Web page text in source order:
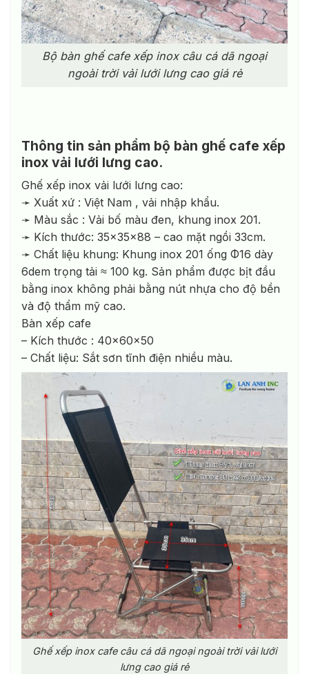
Bộ bàn ghế cafe xếp inox câu cá dã ngoại
ngoài trời vải lưới lưng cao giá rẻ
Thông tin sản phẩm bộ bàn ghế cafe xếp
inox vải lưới lưng cao.
Ghế xếp inox vải lưới lưng cao:
➛ Xuất xứ : Việt Nam , vải nhập khẩu.
➛ Màu sắc : Vải bố màu đen, khung inox 201.
➛ Kích thước: 35x35x88 – cao mặt ngồi 33cm.
➛ Chất liệu khung: Khung inox 201 ống Φ16 dày
6dem trọng tải ≈ 100 kg. Sản phẩm được bịt đầu
bằng inox không phải bằng nút nhựa cho độ bền
và độ thẩm mỹ cao.
Bàn xếp cafe
– Kích thước : 40x60x50
– Chất liệu: Sắt sơn tĩnh điện nhiều màu.
Ghế xếp inox cafe câu cá dã ngoại ngoài trời vải lưới
lưng cao giá rẻ